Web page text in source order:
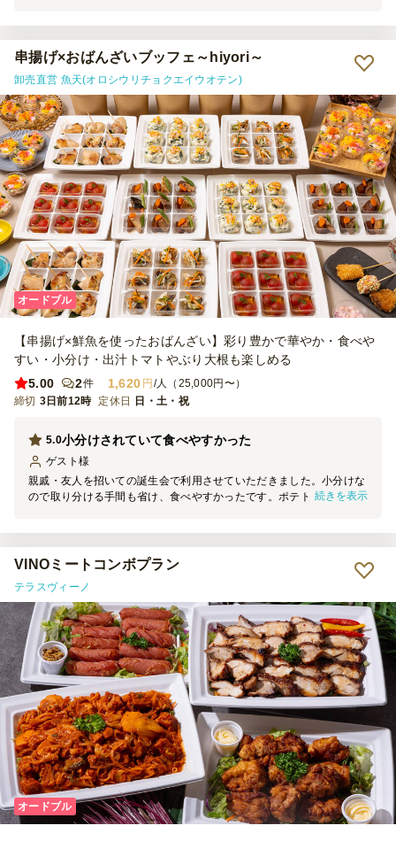
串揚げ×おばんざいブッフェ～hiyori～
卸売直営 魚天(オロシウリチョクエイウオテン)
オードブル
【串揚げ×鮮魚を使ったおばんざい】彩り豊かで華やか・食べや
すい・小分け・出汁トマトやぶり大根も楽しめる
5.00
2件 1,620 円/人（25,000円〜）
締切 3日前12時 定休日 日・土・祝
小分けされていて食べやすかった
5.0
ゲスト 様
親戚・友人を招いての誕生会で利用させていただきました。小分けな
ので取り分ける手間も省け、食べやすかったです。ポテトサラダが好
続きを表示
VINOミートコンボプラン
テラスヴィーノ
オードブル